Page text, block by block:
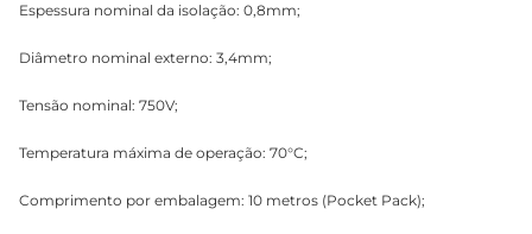
Espessura nominal da isolação: 0,8mm;
Diâmetro nominal externo: 3,4mm;
Tensão nominal: 750V;
Temperatura máxima de operação: 70°C;
Comprimento por embalagem: 10 metros (Pocket Pack);